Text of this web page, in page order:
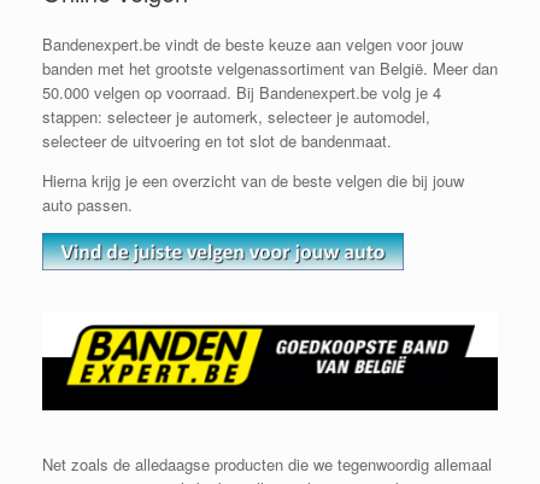
Bandenexpert.be vindt de beste keuze aan velgen voor jouw
banden met het grootste velgenassortiment van België. Meer dan
50.000 velgen op voorraad. Bij Bandenexpert.be volg je 4
stappen: selecteer je automerk, selecteer je automodel,
selecteer de uitvoering en tot slot de bandenmaat.
Hierna krijg je een overzicht van de beste velgen die bij jouw
auto passen.
Net zoals de alledaagse producten die we tegenwoordig allemaal